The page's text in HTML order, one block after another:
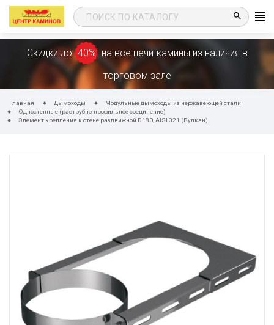
search
Скидки до 40% на все печи-камины из наличия в
торговом зале
Главная Дымоходы
Модульные дымоходы из нержавеющей стали
Одностенные (раструбно-профильное соединение)
Элемент крепления к стене раздвижной D180, AISI 321 (Вулкан)